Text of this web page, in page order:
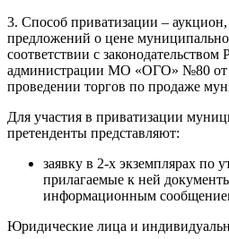
3. Способ приватизации –
предложений о цене
соответствии с
администрации МО «ОГО» №80 от
проведении торгов по продаже
Для участия в приватизации
претенденты представляют:
заявку в 2-х экземплярах по
прилагаемые к ней
информационным
Юридические лица и